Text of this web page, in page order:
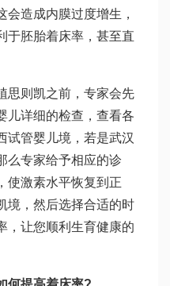
会造成内膜过度增生，
于胚胎着床率，甚至直
思则凯之前，专家会先
儿详细的检查，查看各
试管婴儿境，若是武汉
么专家给予相应的诊
使激素水平恢复到正
境，然后选择合适的时
，让您顺利生育健康的